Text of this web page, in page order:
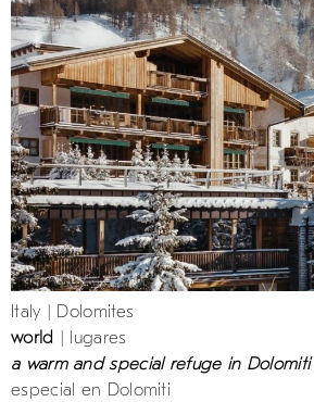
Italy | Dolomites
world
| lugares
a warm and special refuge in Dolomiti
especial en Dolomiti